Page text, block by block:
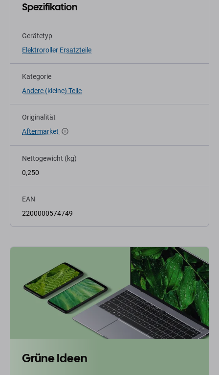
Spezifikation
Gerätetyp
Elektroroller Ersatzteile
Kategorie
Andere (kleine) Teile
Originalität
Aftermarket
Nettogewicht (kg)
0,250
EAN
2200000574749
Grüne Ideen